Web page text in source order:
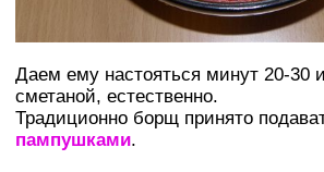
Даем ему настояться минут 20-30
сметаной, естественно.
Традиционно борщ принято
пампушками.